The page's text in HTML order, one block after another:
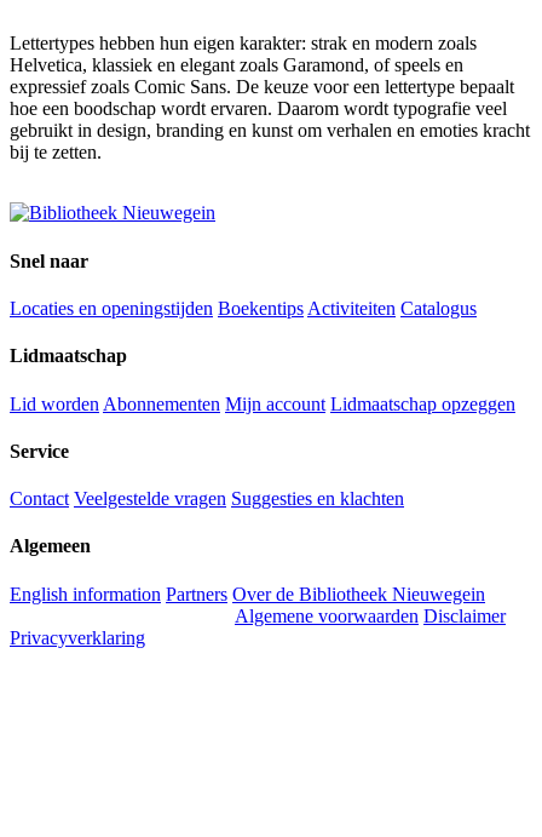
Lettertypes hebben hun eigen karakter: strak en modern zoals
Helvetica, klassiek en elegant zoals Garamond, of speels en
expressief zoals Comic Sans. De keuze voor een lettertype bepaalt
hoe een boodschap wordt ervaren. Daarom wordt typografie veel
gebruikt in design, branding en kunst om verhalen en emoties kracht
bij te zetten.
Snel naar
Locaties en openingstijden Boekentips Activiteiten Catalogus
Lidmaatschap
Lid worden Abonnementen Mijn account Lidmaatschap opzeggen
Service
Contact Veelgestelde vragen Suggesties en klachten
Algemeen
English information Partners Over de Bibliotheek Nieuwegein
Algemene voorwaarden Disclaimer
Privacyverklaring